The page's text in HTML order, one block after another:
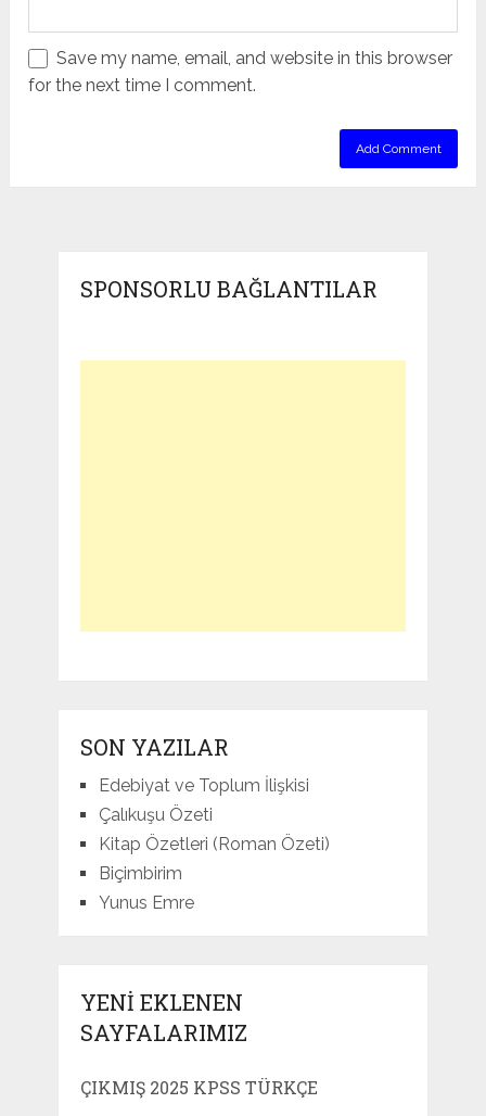
Save my name, email, and website in this browser
for the next time I comment.
SPONSORLU BAĞLANTILAR
SON YAZILAR
Edebiyat ve Toplum İlişkisi
Çalıkuşu Özeti
Kitap Özetleri (Roman Özeti)
Biçimbirim
Yunus Emre
YENI EKLENEN
SAYFALARIMIZ
ÇIKMIŞ 2025 KPSS TÜRKÇE